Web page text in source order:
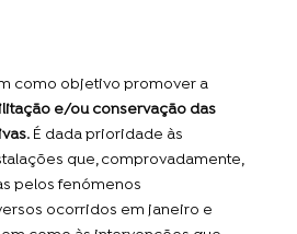
como objetivo promover a
e/ou conservação das
. É dada prioridade às
que, comprovadamente,
pelos fenómenos
ocorridos em janeiro e